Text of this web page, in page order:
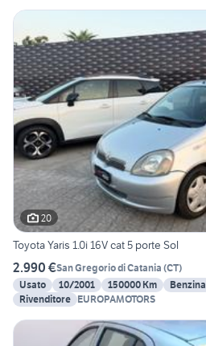
20
Toyota Yaris 1.0i 16V cat 5 porte Sol
2.990 €San Gregorio di Catania (CT)
Usato
10/2001 150000 Km Benzina
Rivenditore EUROPAMOTORS